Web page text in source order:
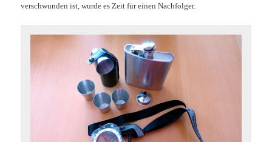
verschwunden ist, wurde es Zeit für einen Nachfolger.